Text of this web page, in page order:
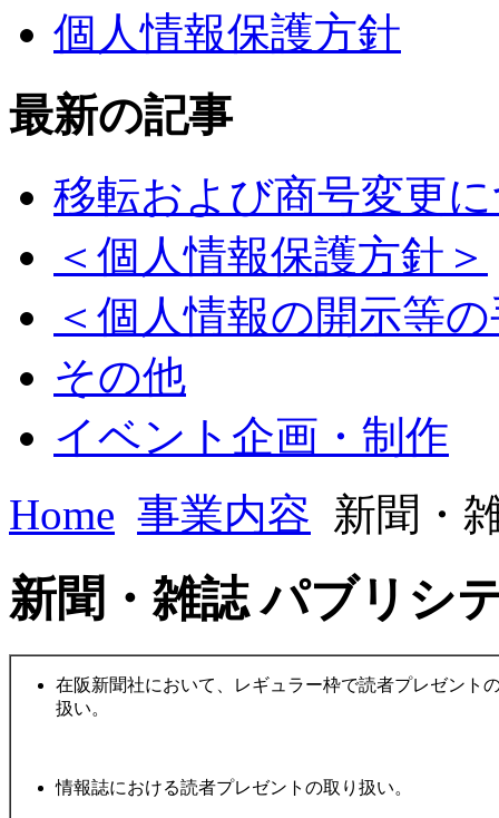
個人情報保護方針
最新の記事
移転および商号変更
＜個人情報保護方針＞
＜個人情報の開示等
その他
イベント企画・制作
Home 事業内容 新聞・
新聞・雑誌 パブリシ
在阪新聞社において、レギュラー枠で読者プレゼント
扱い。
情報誌における読者プレゼントの取り扱い。